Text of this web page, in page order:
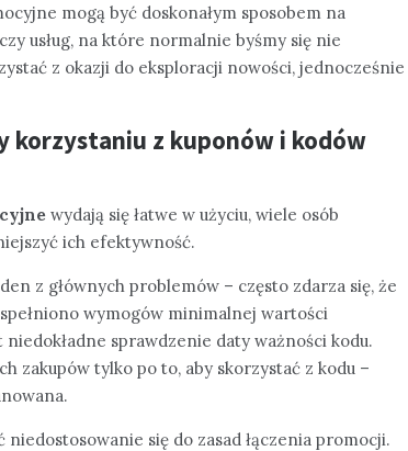
mogą być doskonałym sposobem na
usług, na które normalnie byśmy się nie
z okazji do eksploracji nowości, jednocześnie
korzystaniu z kuponów i kodów
wydają się łatwe w użyciu, wiele osób
ich efektywność.
z głównych problemów – często zdarza się, że
wymogów minimalnej wartości
sprawdzenie daty ważności kodu.
zakupów tylko po to, aby skorzystać z kodu –
się do zasad łączenia promocji.